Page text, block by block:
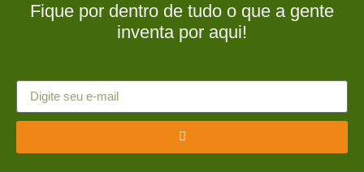
Fique por dentro de tudo o que a gente
inventa por aqui!